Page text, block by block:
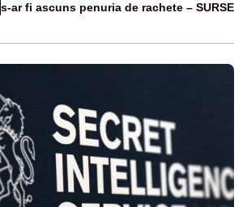
s-ar fi ascuns penuria de rachete – SURSE